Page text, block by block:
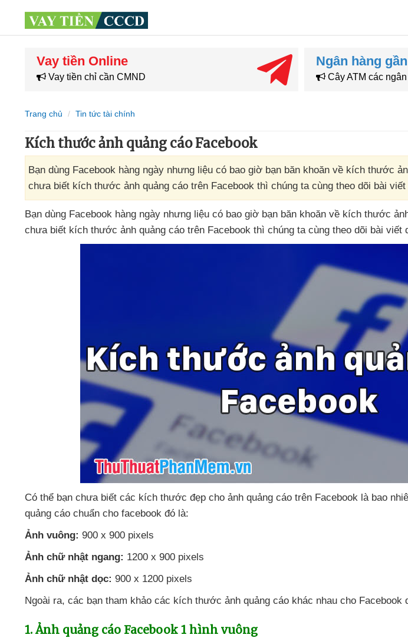
Vay tiền Online
Vay tiền chỉ cần CMND
Ngân hàng
Cây ATM các
Trang chủ Tin tức tài chính
Kích thước ảnh quảng cáo Facebook
Bạn dùng Facebook hàng ngày nhưng liệu có bao giờ bạn băn khoăn về kích thước
chưa biết kích thước ảnh quảng cáo trên Facebook thì chúng ta cùng theo dõi bài
Bạn dùng Facebook hàng ngày nhưng liệu có bao giờ bạn băn khoăn về kích thước
chưa biết kích thước ảnh quảng cáo trên Facebook thì chúng ta cùng theo dõi bài viết
Có thể bạn chưa biết các kích thước đẹp cho ảnh quảng cáo trên Facebook là bao
quảng cáo chuẩn cho facebook đó là:
Ảnh vuông: 900 x 900 pixels
Ảnh chữ nhật ngang: 1200 x 900 pixels
Ảnh chữ nhật dọc: 900 x 1200 pixels
Ngoài ra, các bạn tham khảo các kích thước ảnh quảng cáo khác nhau cho Facebook
1. Ảnh quảng cáo Facebook 1 hình vuông